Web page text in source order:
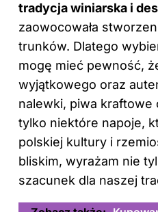
tradycja winiarska i
zaowocowała
trunków. Dlatego
mogę mieć pewność,
wyjątkowego oraz
nalewki, piwa kraftowe
tylko niektóre napoje,
polskiej kultury i
bliskim, wyrażam nie
szacunek dla naszej